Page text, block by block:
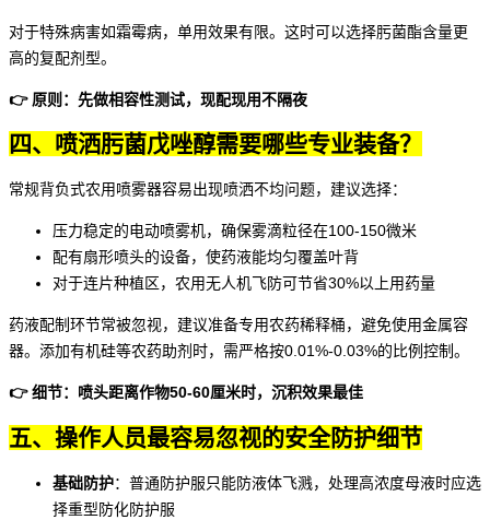
对于特殊病害如霜霉病，单用效果有限。这时可以选择肟菌酯含量更
高的复配剂型。
👉 原则：先做相容性测试，现配现用不隔夜
四、喷洒肟菌戊唑醇需要哪些专业装备？
常规背负式农用喷雾器容易出现喷洒不均问题，建议选择：
压力稳定的电动喷雾机，确保雾滴粒径在100-150微米
配有扇形喷头的设备，使药液能均匀覆盖叶背
对于连片种植区， 农用无人机飞防可节省30%以上用药量
药液配制环节常被忽视，建议准备专用农药稀释桶，避免使用金属容
器。添加有机硅等农药助剂 时，需严格按0.01%-0.03%的比例控制。
👉 细节：喷头距离作物50-60厘米时，沉积效果最佳
五、操作人员最容易忽视的安全防护细节
基础防护：普通防护服只能防液体飞溅，处理高浓度母液时应选
择重型防化防护服